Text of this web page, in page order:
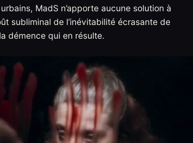
MadS n’apporte aucune solution à
subliminal de l’inévitabilité écrasante de
démence qui en résulte.